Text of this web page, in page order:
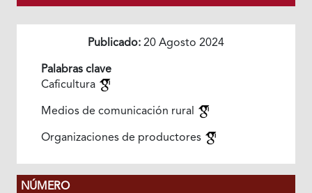
Publicado: 20 Agosto 2024
Palabras clave
Caficultura
Medios de comunicación rural
Organizaciones de productores
NÚMERO